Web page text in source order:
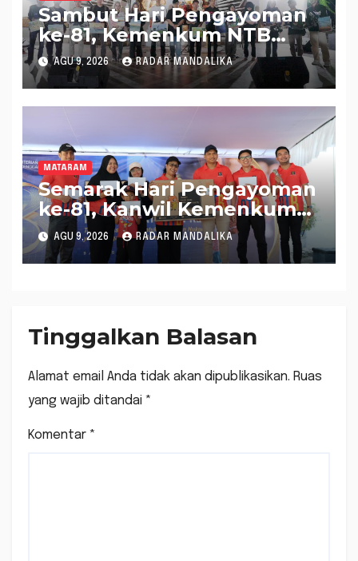
Sambut Hari Pengayoman
ke-81, Kemenkum NTB
Hadirkan Layanan Hukum
di Pantai Ampenan
AGU 9, 2026 RADAR MANDALIKA
MATARAM
Semarak Hari Pengayoman
ke-81, Kanwil Kemenkum
NTB Gelar Fun Walk
Bersama
AGU 9, 2026 RADAR MANDALIKA
Tinggalkan Balasan
Alamat email Anda tidak akan dipublikasikan. Ruas
yang wajib ditandai *
Komentar *